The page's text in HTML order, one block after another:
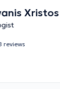
Xristos
reviews